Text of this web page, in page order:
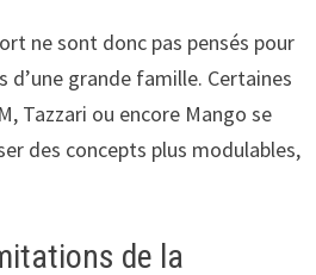
ne sont donc pas pensés pour
grande famille. Certaines
Tazzari ou encore Mango se
des concepts plus modulables,
de la